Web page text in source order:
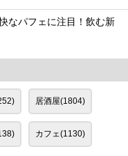
なパフェに注目！飲む新
居酒屋(1804)
カフェ(1130)